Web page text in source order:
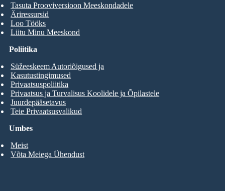
Tasuta Prooviversioon Meeskondadele
Äriressursid
Loo Tööks
Liitu Minu Meeskond
Umbes
Meist
Võta Meiega Ühendust
Poliitika
Süžeeskeem Autoriõigused ja
Kasutustingimused
Privaatsuspoliitika
Privaatsus ja Turvalisus Koolidele ja Õpilastele
Juurdepääsetavus
Teie Privaatsusvalikud